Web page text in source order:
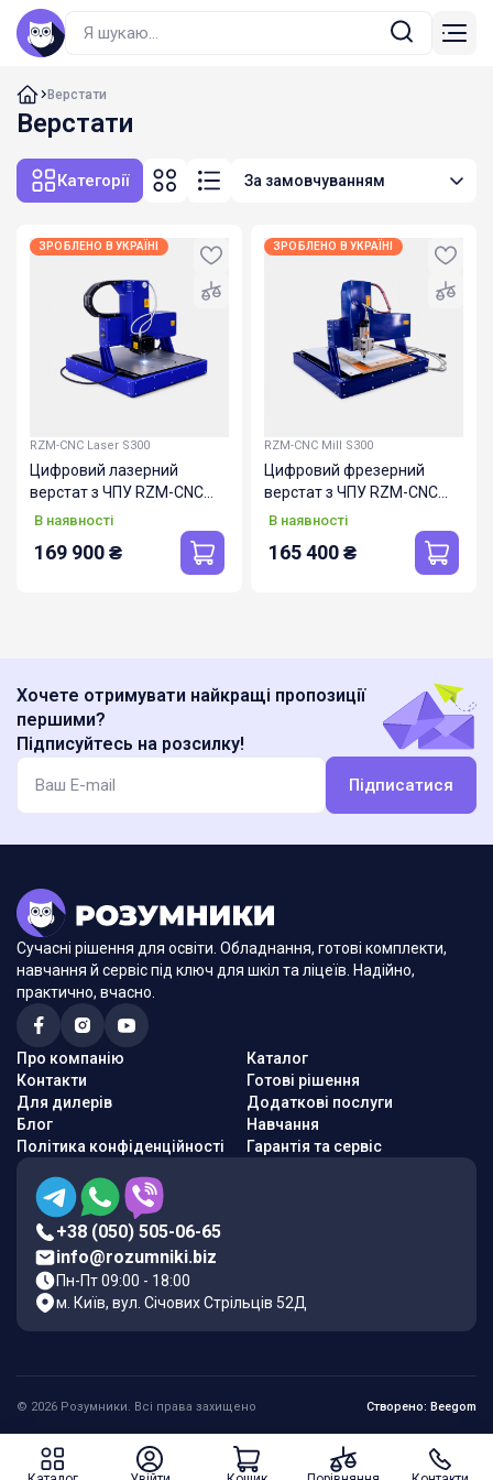
Верстати
Верстати
Категорії За замовчуванням
ЗРОБЛЕНО В УКРАЇНІ
RZM-CNC Laser S300
Цифровий лазерний
верстат з ЧПУ RZM-CNC
Laser S300
В наявності
169 900₴
ЗРОБЛЕНО В УКРАЇНІ
RZM-CNC Mill S300
Цифровий фрезерний
верстат з ЧПУ RZM-CNC
Mill S300
В наявності
165 400₴
Хочете отримувати найкращі пропозиції
першими?
Підписуйтесь на розсилку!
Підписатися
Сучасні рішення для освіти. Обладнання, готові комплекти,
навчання й сервіс під ключ для шкіл та ліцеїв. Надійно,
практично, вчасно.
Про компанію
Контакти
Для дилерів
Блог
Політика конфіденційності
Каталог
Готові рішення
Додаткові послуги
Навчання
Гарантія та сервіс
+38 (050) 505-06-65
info@rozumniki.biz
Пн-Пт 09:00 - 18:00
м. Київ, вул. Січових Стрільців 52Д
© 2026 Розумники. Всі права захищено Створено: Beegom